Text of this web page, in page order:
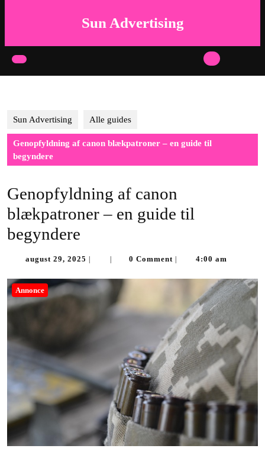
Sun Advertising
Open
Sun Advertising Alle guides
Genopfyldning af canon blækpatroner – en guide til
begyndere
Genopfyldning af canon
blækpatroner – en guide til
begyndere
august 29, 2025 august
2025
0 Comment 4:00 am
Annonce